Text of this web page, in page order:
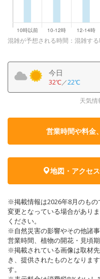
混雑が予想される時間：混雑す
今日
32℃／22℃
天気
営業時間や料金
地図・アクセ
※掲載情報は2026年8月のも
変更となっている場合があり
ください。
※自然災害の影響やその他諸
営業時間、植物の開花・見頃
※掲載されている画像は取材
き、提供されたものとなりま
す。